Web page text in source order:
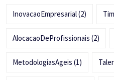
InovacaoEmpresarial(2)
AlocacaoDeProfissionais (2)
MetodologiasAgeis (1)